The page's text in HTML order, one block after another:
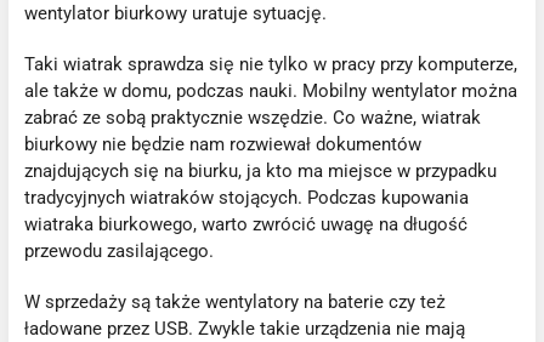
wentylator biurkowy uratuje sytuację.
Taki wiatrak sprawdza się nie tylko w pracy przy komputerze,
ale także w domu, podczas nauki. Mobilny wentylator można
zabrać ze sobą praktycznie wszędzie. Co ważne, wiatrak
biurkowy nie będzie nam rozwiewał dokumentów
znajdujących się na biurku, ja kto ma miejsce w przypadku
tradycyjnych wiatraków stojących. Podczas kupowania
wiatraka biurkowego, warto zwrócić uwagę na długość
przewodu zasilającego.
W sprzedaży są także wentylatory na baterie czy też
ładowane przez USB. Zwykle takie urządzenia nie mają